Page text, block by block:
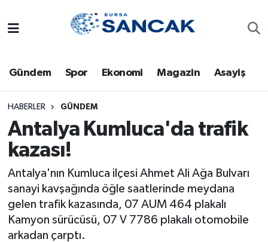
Gündem Spor Ekonomi Magazin Asayiş
HABERLER GÜNDEM
Antalya Kumluca'da trafik
kazası!
Antalya'nın Kumluca ilçesi Ahmet Ali Ağa Bulvarı
sanayi kavşağında öğle saatlerinde meydana
gelen trafik kazasında, 07 AUM 464 plakalı
Kamyon sürücüsü, 07 V 7786 plakalı otomobile
arkadan çarptı.
Bursa
Dünya
Eğitim
Ekonomi
Genel
Gündem
Trafik Durumu
Süper Lig Puan Durumu ve Fikstür
Tüm Manşetler
Son Dakika Haberleri
Haber Arşivi